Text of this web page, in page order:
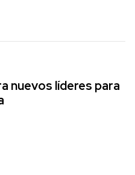
nuevos líderes para